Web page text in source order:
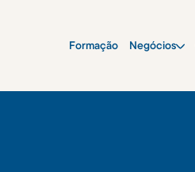
Formação Negócios